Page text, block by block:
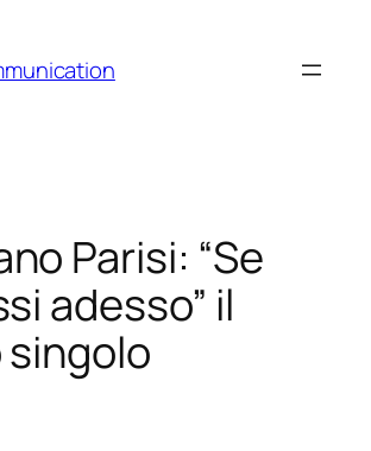
Parisi: “Se
adesso” il
singolo